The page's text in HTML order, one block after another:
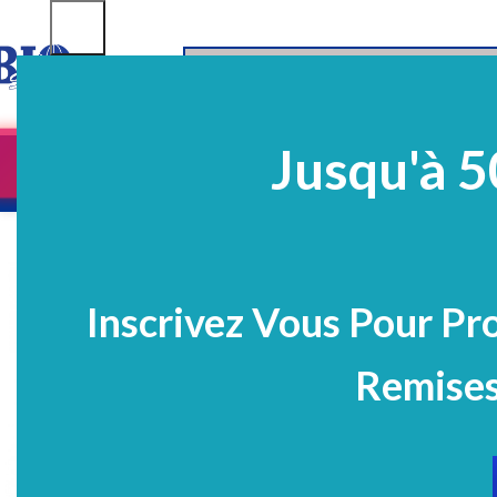
Jusqu'à
Inscrivez Vous Pour
EquipementsEQ Médico-Dentaires